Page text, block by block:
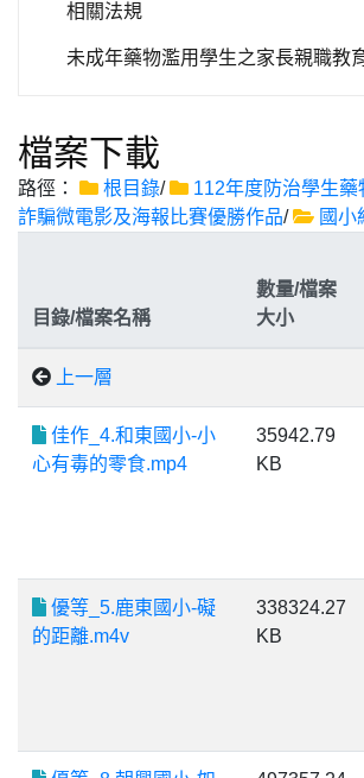
相關法規
未成年藥物濫用學生之家長親職教
檔案下載
路徑： 根目錄/
112年度防治學生藥
詐騙微電影及海報比賽優勝作品/ 國小
目錄/檔案名稱
數量/檔案
大小
上一層
佳作_4.和東國小-小
心有毒的零食.mp4
35942.79
KB
優等_5.鹿東國小-礙
的距離.m4v
338324.27
KB